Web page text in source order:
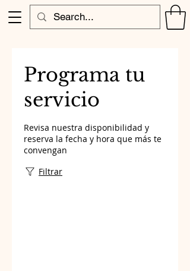
Programa tu
servicio
Revisa nuestra disponibilidad y
reserva la fecha y hora que más te
convengan
Filtrar